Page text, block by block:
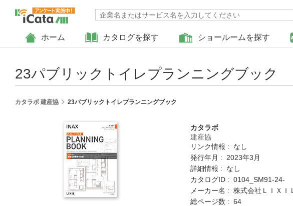
ホーム カタログを探す ショールームを探す
23パブリックトイレプランニングブック
カタラボ 建産協 23パブリックトイレプランニングブック
カタラボ
建産協
リンク情報 : なし
発行年月 : 2023年3月
詳細情報 : なし
カタログID : 0104_SM91-24-
メーカー名 : 株式会社ＬＩＸＩＬ
総ページ数 : 64